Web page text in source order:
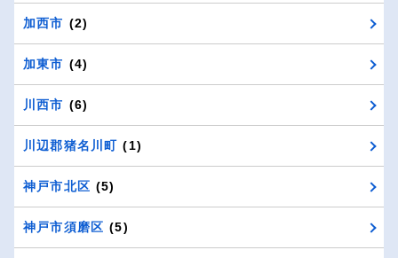
加西市 (2)
加東市 (4)
川西市 (6)
川辺郡猪名川町 (1)
神戸市北区 (5)
神戸市須磨区 (5)